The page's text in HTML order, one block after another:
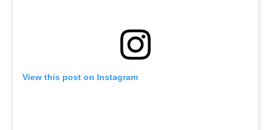
View this post on Instagram